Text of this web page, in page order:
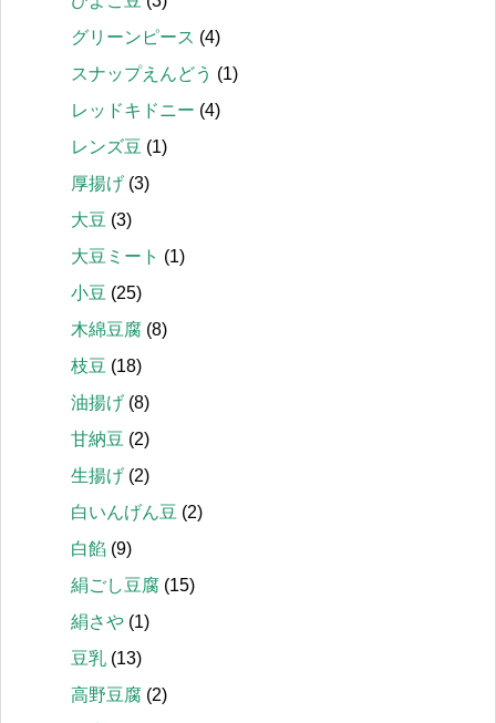
グリーンピース (4)
スナップえんどう (1)
レッドキドニー (4)
レンズ豆 (1)
厚揚げ (3)
大豆 (3)
大豆ミート (1)
小豆 (25)
木綿豆腐 (8)
枝豆 (18)
油揚げ (8)
甘納豆 (2)
生揚げ (2)
白いんげん豆 (2)
白餡 (9)
絹ごし豆腐 (15)
絹さや (1)
豆乳 (13)
高野豆腐 (2)